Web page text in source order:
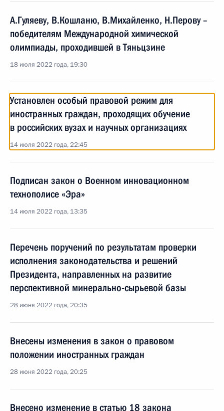
А.Гуляеву, В.Кошланю, В.Михайленко, Н.Перову –
победителям Международной химической
олимпиады, проходившей в Тяньцзине
18 июля 2022 года, 19:30
Установлен особый правовой режим для
иностранных граждан, проходящих обучение
в российских вузах и научных организациях
14 июля 2022 года, 22:45
Подписан закон о Военном инновационном
технополисе «Эра»
14 июля 2022 года, 13:35
Перечень поручений по результатам проверки
исполнения законодательства и решений
Президента, направленных на развитие
перспективной минерально-сырьевой базы
28 июня 2022 года, 20:35
Внесены изменения в закон о правовом
положении иностранных граждан
28 июня 2022 года, 20:25
Внесено изменение в статью 18 закона